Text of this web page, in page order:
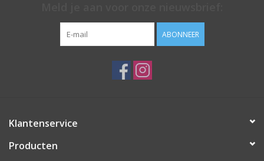
ABONNEER
Klantenservice
Producten